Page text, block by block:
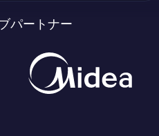
パートナー